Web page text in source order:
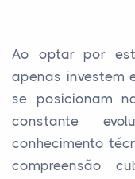
Ao optar por
apenas investem
se posicionam
constante
conhecimento
compreensão